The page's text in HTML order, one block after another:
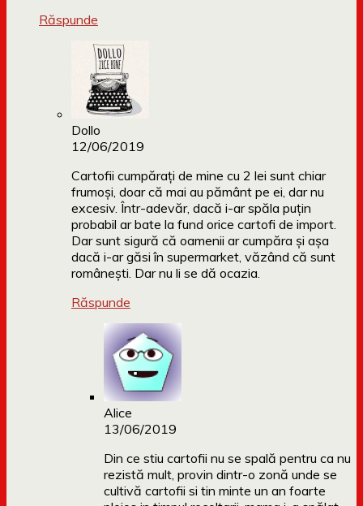
Răspunde
Dollo
12/06/2019
Cartofii cumpărați de mine cu 2 lei sunt chiar
frumoși, doar că mai au pământ pe ei, dar nu
excesiv. Într-adevăr, dacă i-ar spăla puțin
probabil ar bate la fund orice cartofi de import.
Dar sunt sigură că oamenii ar cumpăra și așa
dacă i-ar găsi în supermarket, văzând că sunt
românești. Dar nu li se dă ocazia.
Răspunde
Alice
13/06/2019
Din ce stiu cartofii nu se spală pentru ca nu
rezistă mult, provin dintr-o zonă unde se
cultivă cartofii si tin minte un an foarte